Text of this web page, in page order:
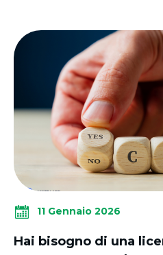
11 Gennaio 2026
Hai bisogno di una